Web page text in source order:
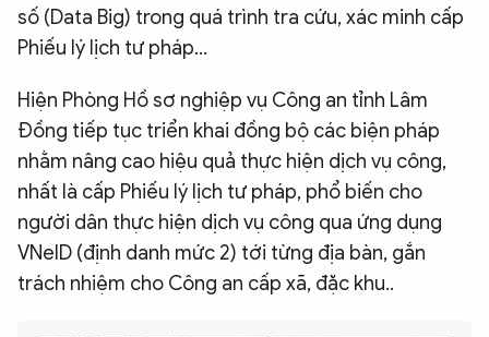
số (Data Big) trong quá trình tra cứu, xác minh cấp
Phiếu lý lịch tư pháp…
Hiện Phòng Hồ sơ nghiệp vụ Công an tỉnh Lâm
Đồng tiếp tục triển khai đồng bộ các biện pháp
nhằm nâng cao hiệu quả thực hiện dịch vụ công,
nhất là cấp Phiếu lý lịch tư pháp, phổ biến cho
người dân thực hiện dịch vụ công qua ứng dụng
VNeID (định danh mức 2) tới từng địa bàn, gắn
trách nhiệm cho Công an cấp xã, đặc khu..